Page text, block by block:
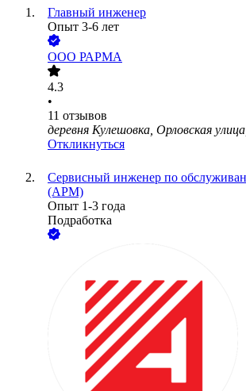
Главный инженер
Опыт 3-6 лет
ООО РАРМА
4.3
•
11 отзывов
деревня Кулешовка, Орловская
Откликнуться
Сервисный инженер по
(АРМ)
Опыт 1-3 года
Подработка